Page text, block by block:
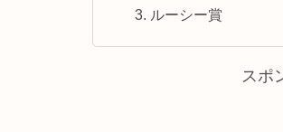
ルーシー賞
スポ